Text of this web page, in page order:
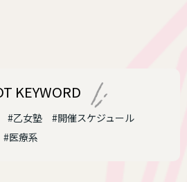
KEYWORD
#乙女塾
#開催スケジュール
#医療系